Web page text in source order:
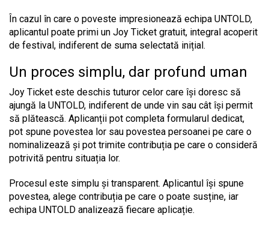
În cazul în care o poveste impresionează echipa UNTOLD,
aplicantul poate primi un Joy Ticket gratuit, integral acoperit
de festival, indiferent de suma selectată inițial.
Un proces simplu, dar profund uman
Joy Ticket este deschis tuturor celor care își doresc să
ajungă la UNTOLD, indiferent de unde vin sau cât își permit
să plătească. Aplicanții pot completa formularul dedicat,
pot spune povestea lor sau povestea persoanei pe care o
nominalizează și pot trimite contribuția pe care o consideră
potrivită pentru situația lor.
Procesul este simplu și transparent. Aplicantul își spune
povestea, alege contribuția pe care o poate susține, iar
echipa UNTOLD analizează fiecare aplicație.